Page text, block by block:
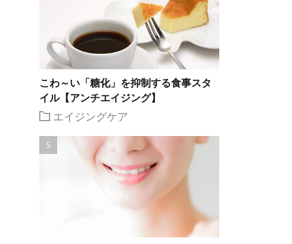
こわ～い「糖化」を抑制する食事スタ
イル【アンチエイジング】
エイジングケア